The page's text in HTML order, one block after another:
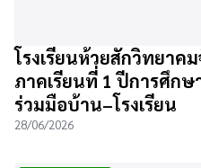
โรงเรียนห้วยสักวิทยาค
ภาคเรียนที่ 1 ปีการศึกษ
ร่วมมือบ้าน–โรงเรียน
28/06/2026